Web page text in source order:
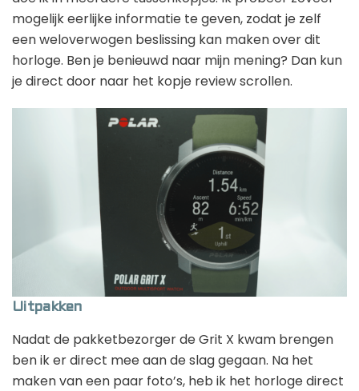
mogelijk eerlijke informatie te geven, zodat je zelf
een weloverwogen beslissing kan maken over dit
horloge. Ben je benieuwd naar mijn mening? Dan kun
je direct door naar het kopje review scrollen.
Uitpakken
Nadat de pakketbezorger de Grit X kwam brengen
ben ik er direct mee aan de slag gegaan. Na het
maken van een paar foto’s, heb ik het horloge direct